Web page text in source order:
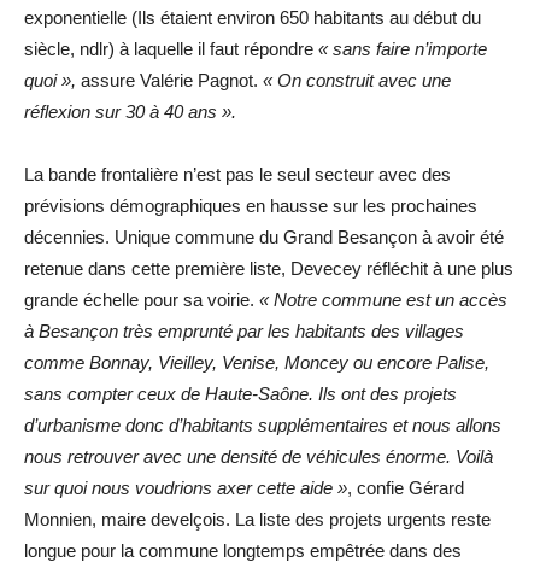
exponentielle (Ils étaient environ 650 habitants au début du
siècle, ndlr) à laquelle il faut répondre « sans faire n’importe
quoi », assure Valérie Pagnot. « On construit avec une
réflexion sur 30 à 40 ans ».
La bande frontalière n’est pas le seul secteur avec des
prévisions démographiques en hausse sur les prochaines
décennies. Unique commune du Grand Besançon à avoir été
retenue dans cette première liste, Devecey réfléchit à une plus
grande échelle pour sa voirie. « Notre commune est un accès
à Besançon très emprunté par les habitants des villages
comme Bonnay, Vieilley, Venise, Moncey ou encore Palise,
sans compter ceux de Haute-Saône. Ils ont des projets
d’urbanisme donc d’habitants supplémentaires et nous allons
nous retrouver avec une densité de véhicules énorme. Voilà
sur quoi nous voudrions axer cette aide », confie Gérard
Monnien, maire develçois. La liste des projets urgents reste
longue pour la commune longtemps empêtrée dans des